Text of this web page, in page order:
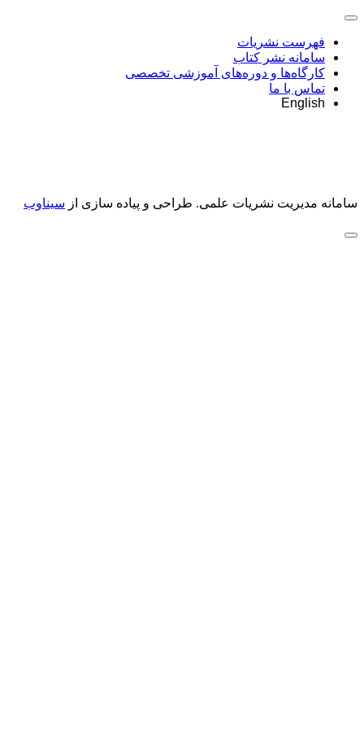
فهرست نشریات
سامانه نشر کتاب
کارگاه‌ها و دوره‌های آموزشی تخصصی
تماس با ما
English
سامانه مدیریت نشریات علمی. طراحی و پیاده سازی از سیناوب